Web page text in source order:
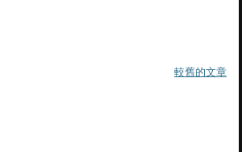
較舊的文章